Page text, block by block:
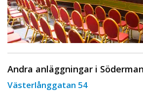
Andra anläggningar i
Västerlånggatan 54